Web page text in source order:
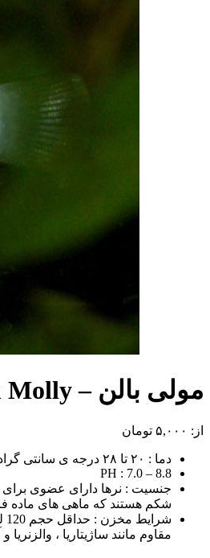
مولی بالن – Balloon Molly
از: ۵,۰۰۰ تومان
دما : ۲۰ تا ۲۸ درجه ی سانتی گراد
PH : 7.0 – 8.8
جنسیت : نرها دارای عضوی
شکم هستند که ماهی های ماده
مقاوم مانند ساژیتاریا ،